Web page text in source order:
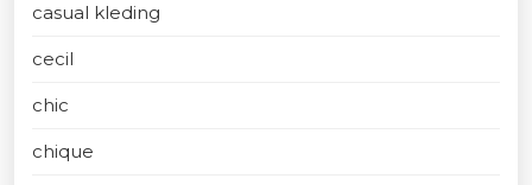
casual kleding
cecil
chic
chique